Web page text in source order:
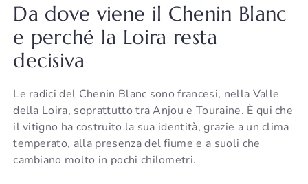
Da dove viene il Chenin Blanc
e perché la Loira resta
decisiva
Le radici del Chenin Blanc sono francesi, nella Valle
della Loira, soprattutto tra Anjou e Touraine. È qui che
il vitigno ha costruito la sua identità, grazie a un clima
temperato, alla presenza del fiume e a suoli che
cambiano molto in pochi chilometri.